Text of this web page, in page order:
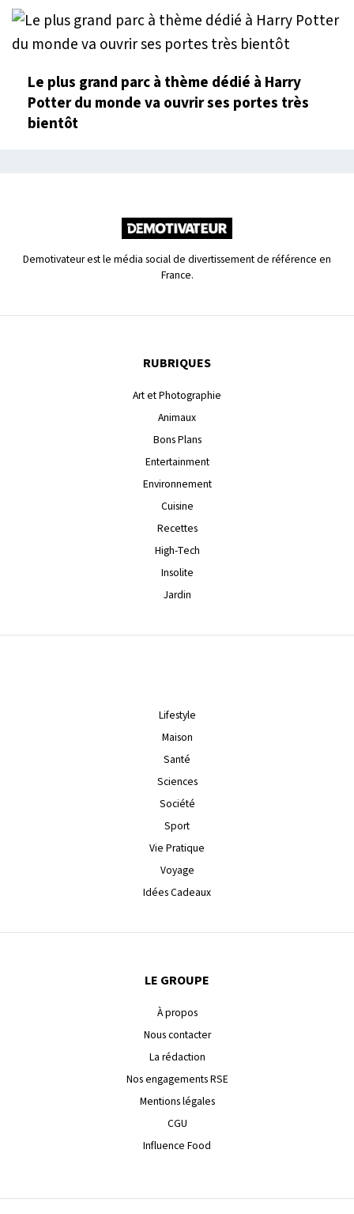
Le plus grand parc à thème dédié à Harry
Potter du monde va ouvrir ses portes très
bientôt
Demotivateur est le média social de divertissement de référence en
France.
RUBRIQUES
Art et Photographie
Animaux
Bons Plans
Entertainment
Environnement
Cuisine
Recettes
High-Tech
Insolite
Jardin
Lifestyle
Maison
Santé
Sciences
Société
Sport
Vie Pratique
Voyage
Idées Cadeaux
LE GROUPE
À propos
Nous contacter
La rédaction
Nos engagements RSE
Mentions légales
CGU
Influence Food